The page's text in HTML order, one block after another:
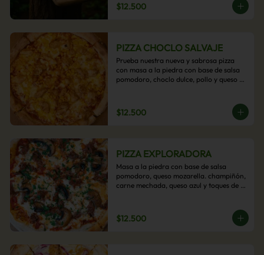
$12.500
PIZZA CHOCLO SALVAJE
Prueba nuestra nueva y sabrosa pizza
con masa a la piedra con base de salsa
pomodoro, choclo dulce, pollo y queso
$12.500
PIZZA EXPLORADORA
Masa a la piedra con base de salsa
pomodoro, queso mozarella. champiñón,
carne mechada, queso azul y toques de
$12.500